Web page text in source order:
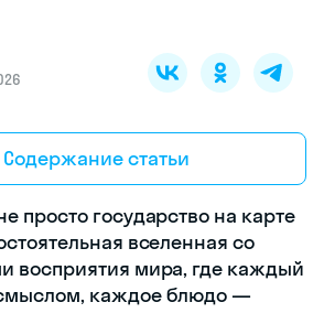
Содержание статьи
просто государство на карте
вселенная со
восприятия мира, где каждый
каждое блюдо —